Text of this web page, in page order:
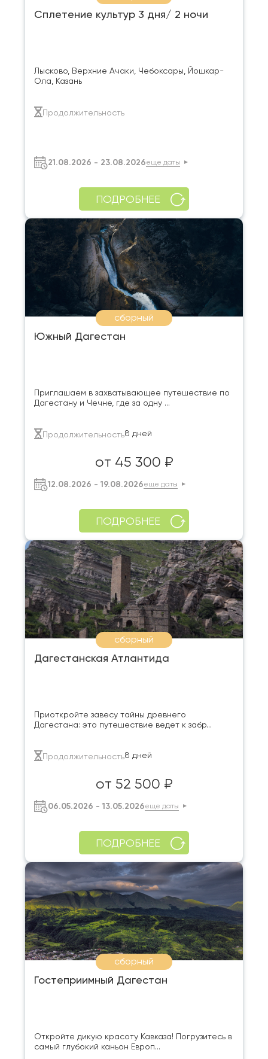
Сплетение культур 3 дня/ 2 ночи
Лысково, Верхние Ачаки, Чебоксары, Йошкар-
Ола, Казань
Продолжительность
21.08.2026 - 23.08.2026еще даты
ПОДРОБНЕЕ
сборный
Южный Дагестан
Приглашаем в захватывающее путешествие по
Дагестану и Чечне, где за одну ...
Продолжительность8 дней
от 45 300 ₽
12.08.2026 - 19.08.2026еще даты
ПОДРОБНЕЕ
сборный
Дагестанская Атлантида
Приоткройте завесу тайны древнего
Дагестана: это путешествие ведет к забр...
Продолжительность8 дней
от 52 500 ₽
06.05.2026 - 13.05.2026еще даты
ПОДРОБНЕЕ
сборный
Гостеприимный Дагестан
Откройте дикую красоту Кавказа! Погрузитесь в
самый глубокий каньон Европ...